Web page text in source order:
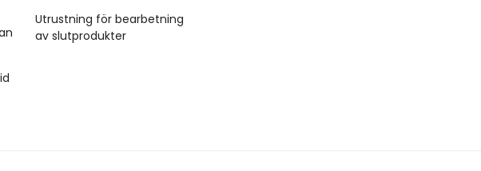
Utrustning för bearbetning
av slutprodukter